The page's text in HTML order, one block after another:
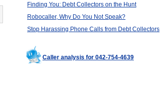
Finding You: Debt Collectors on the Hunt
Robocaller, Why Do You Not Speak?
Stop Harassing Phone Calls from Debt Collectors
Caller analysis for 042-754-4639